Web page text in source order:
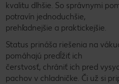
kvalitu dlhšie. So správnymi
potravín jednoduchšie,
prehľadnejšie a praktickejšie.
Status prináša riešenia na
pomáhajú predĺžiť ich
čerstvosť, chrániť ich pred
pachov v chladničke. Či už si